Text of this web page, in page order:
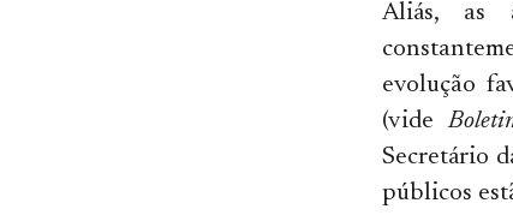
Aliás, as
evolução
(vide
Secretário
públicos